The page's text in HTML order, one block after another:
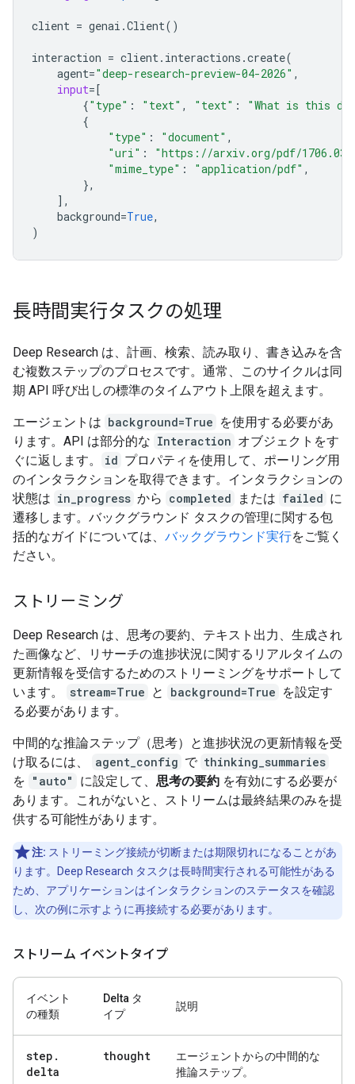
client = genai .Client()
interaction = client. interactions .create(
agent="deep-research-preview-04-2026" ,
input=[
{"type" : "text" , "text" :
"What is this
{
"type" : "document" ,
"uri" :
"https://arxiv.org/pdf/
"mime_type" : "application/pdf" ,
},
],
background=True,
)
長時間実行タスクの処理
Deep Research は、計画、検索、読み取り、書き込みを含
む複数ステップのプロセスです。通常、このサイクルは同
期 API 呼び出しの標準のタイムアウト上限を超えます。
エージェントは background=True を使用する必要があ
ります。API は部分的な Interaction オブジェクトをす
ぐに返します。
id プロパティを使用して、ポーリング用
のインタラクションを取得できます。インタラクションの
状態は in_progress から completed または failed に
遷移します。バックグラウンド タスクの管理に関する包
括的なガイドについては、 バックグラウンド実行をご覧く
ださい。
ストリーミング
Deep Research は、思考の要約、テキスト出力、生成され
た画像など、リサーチの進捗状況に関するリアルタイムの
更新情報を受信するためのストリーミングをサポートして
います。
stream=True と background=True を設定す
る必要があります。
中間的な推論ステップ（思考）と進捗状況の更新情報を受
け取るには、
agent_config で thinking_summaries
を "auto" に設定して、 思考の要約 を有効にする必要が
あります。これがないと、ストリームは最終結果のみを提
供する可能性があります。
注: ストリーミング接続が切断または期限切れになることがあ
ります。Deep Research タスクは長時間実行される可能性がある
ため、アプリケーションはインタラクションのステータスを確認
し、次の例に示すように再接続する必要があります。
ストリーム イベントタイプ
イベント
の種類
Delta タ
イプ
説明
step .
delta
thought
エージェントからの中間的な
推論ステップ。